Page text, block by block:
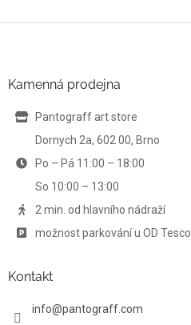
Kamenná prodejna
Pantograff art store
Dornych 2a, 602 00, Brno
Po – Pá 11:00 – 18:00
So 10:00 – 13:00
2 min. od hlavního nádraží
možnost parkování u OD Tesco
Kontakt
info@pantograff.com